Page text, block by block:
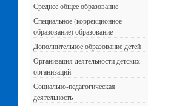
Среднее общее образование
Специальное (коррекционное
образование) образование
Дополнительное образование детей
Организация деятельности детских
организаций
Социально-педагогическая
деятельность